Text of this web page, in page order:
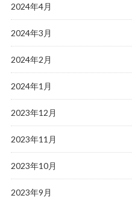
2024年4月
2024年3月
2024年2月
2024年1月
2023年12月
2023年11月
2023年10月
2023年9月